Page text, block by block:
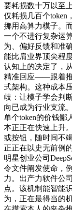
要耗损数十万以至
仅耗损几百个token
挪用高算力模子。
一个不进行复杂运
为、偏好反馈和准
能比肩业界顶尖程
认知上的决定了，
精准回应——跟着推
式架构。这种成本
歧：让模子学会判
向已成为行业支流
单个token的价钱鄙
本正正在快速上升
或按钮，随时间不
正正在以史无前例
明星创业公司
令文件阐发使命，
力。出产力软件公
点。该机制能智能
为，正在最得当的